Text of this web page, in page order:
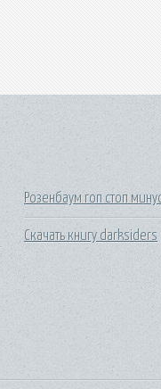
Розенбаум гоп стоп
Скачать книгу darksiders